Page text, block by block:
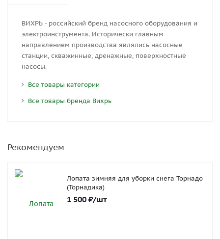
ВИХРЬ - российский бренд насосного оборудования и
электроинструмента. Исторически главным
направлением производства являлись насосные
станции, скважинные, дренажные, поверхностные
насосы.
Все товары категории
Все товары бренда Вихрь
Рекомендуем
Лопата зимняя для уборки снега Торнадо
(Торнадика)
1 500 ₽/шт